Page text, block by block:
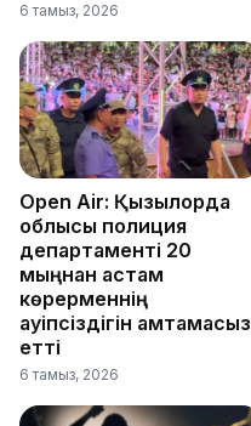
6 тамыз, 2026
Open Air: Қызылорда
облысы полиция
департаменті 20
мыңнан астам
көрерменнің
қауіпсіздігін қамтамасыз
етті
6 тамыз, 2026